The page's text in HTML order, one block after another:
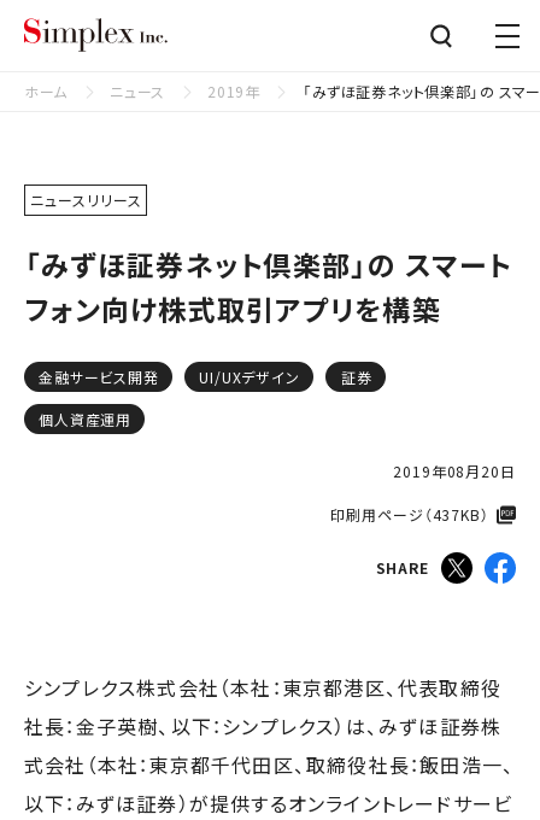
ホーム ニュース 2019年 「みずほ証券ネット倶楽部」の スマ
ニュースリリース
「みずほ証券ネット倶楽部」の スマート
フォン向け株式取引アプリを構築
金融サービス開発 UI/UXデザイン 証券
個人資産運用
2019年08月20日
印刷用ページ（437KB）​
SHARE
シンプレクス株式会社（本社：東京都港区、代表取締役
社長：金子英樹、以下：シンプレクス）は、みずほ証券株
式会社（本社：東京都千代田区、取締役社長：飯田浩一、
以下：みずほ証券）が提供するオンライントレードサービ